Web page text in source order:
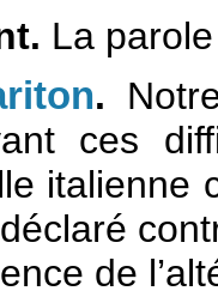
La
.
ces
italienne
de